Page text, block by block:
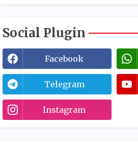
Social Plugin
Facebook
Telegram
Instagram